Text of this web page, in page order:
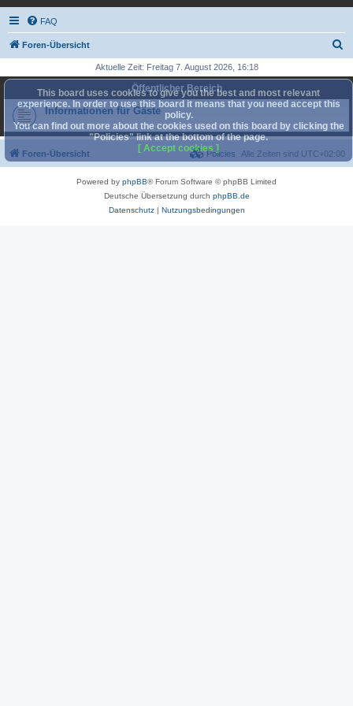
FAQ
Foren-Übersicht
c
h
Aktuelle Zeit: Freitag 7. August 2026, 16:18
Öffentlicher Bereich
Informationen für Gäste
This board uses cookies to give you the best and most relevant
experience. In order to use this board it means that you need accept this
policy.
You can find out more about the cookies used on this board by clicking the
"Policies" link at the bottom of the page.
[ Accept cookies ]
Foren-Übersicht Alle Zeiten sind UTC+02:00
Policies
Powered by phpBB® Forum Software © phpBB Limited
Deutsche Übersetzung durch phpBB.de
Datenschutz| Nutzungsbedingungen